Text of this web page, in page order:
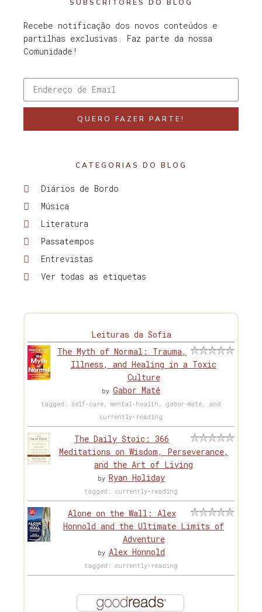
SUBSCRITORES DO BLOG
Recebe notificação dos novos conteúdos e
partilhas exclusivas. Faz parte da nossa
Comunidade!
QUERO FAZER PARTE!
CATEGORIAS DO BLOG
Diários de Bordo
Música
Literatura
Passatempos
Entrevistas
Ver todas as etiquetas
Leituras da Sofia
The Myth of Normal: Trauma,
Illness, and Healing in a Toxic
Culture
by Gabor Maté
tagged: self-care, mental-health, gabor-maté, and
currently-reading
The Daily Stoic: 366
Meditations on Wisdom, Perseverance,
and the Art of Living
by Ryan Holiday
tagged: currently-reading
Alone on the Wall: Alex
Honnold and the Ultimate Limits of
Adventure
by Alex Honnold
tagged: currently-reading